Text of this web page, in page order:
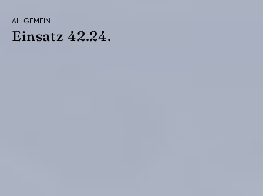
ALLGEMEIN
Einsatz 42.24.